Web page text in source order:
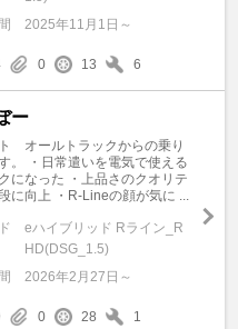
2025年11月1日～
0 13 6
ー
オールトラックからの乗り
。 ・日常遣いを電気で使える
になった ・上品さのクオリテ
に向上 ・R-Lineの顔が気に ...
eハイブリッド Rライン_R
HD(DSG_1.5)
2026年2月27日～
0 28 1